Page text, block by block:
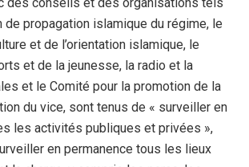
de propagation islamique du régime, le
et de l’orientation islamique, le
et de la jeunesse, la radio et la
et le Comité pour la promotion de la
du vice, sont tenus de « surveiller en
les activités publiques et privées »,
en permanence tous les lieux